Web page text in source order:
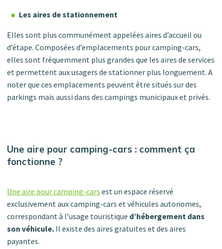
Les aires de stationnement
Elles sont plus communément appelées aires d’accueil ou
d’étape. Composées d’emplacements pour camping-cars,
elles sont fréquemment plus grandes que les aires de services
et permettent aux usagers de stationner plus longuement. A
noter que ces emplacements peuvent être situés sur des
parkings mais aussi dans des campings municipaux et privés.
Une aire pour camping-cars : comment ça
fonctionne ?
Une aire pour camping-cars est un espace réservé
exclusivement aux camping-cars et véhicules autonomes,
correspondant à l’usage touristique d’hébergement dans
son véhicule. Il existe des aires gratuites et des aires
payantes.